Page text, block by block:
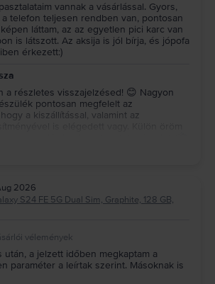
vannak a vásárlással. Gyors,
telefon teljesen rendben van, pontosan
láttam, az az egyetlen pici karc van
is látszott. Az aksija is jól bírja, és jópofa
érkezett:)
a részletes visszajelzésed! 😊 Nagyon
pontosan megfelelt az
a kiszállítással, valamint az
és az ajánlásodat, kívánunk sok
2026
S24 FE 5G Dual Sim, Graphite, 128 GB,
vélemények
után, a jelzett időben megkaptam a
paraméter a leírtak szerint. Másoknak is